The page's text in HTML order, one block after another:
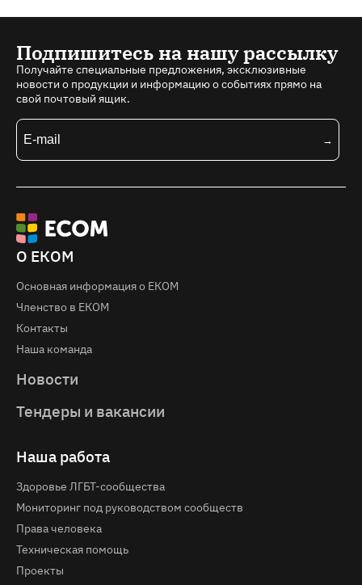
Подпишитесь на нашу рассылку
Получайте специальные предложения, эксклюзивные
новости о продукции и информацию о событиях прямо на
свой почтовый ящик.
О ЕКОМ
Основная информация о EКOM
Членство в ЕКОМ
Контакты
Наша команда
Новости
Тендеры и вакансии
Наша работа
Здоровье ЛГБТ-сообщества
Мониторинг под руководством сообществ
Права человека
Техническая помощь
Проекты